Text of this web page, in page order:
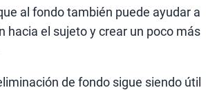
al fondo también puede ayudar a
hacia el sujeto y crear un poco más
de fondo sigue siendo útil